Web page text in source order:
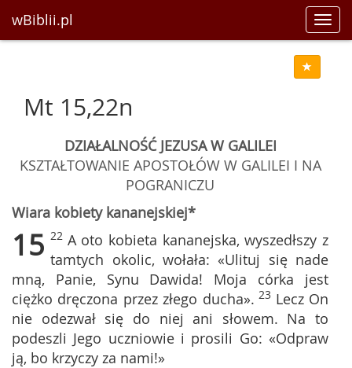
wBiblii.pl
Mt 15,22n
DZIAŁALNOŚĆ JEZUSA W GALILEI
KSZTAŁTOWANIE APOSTOŁÓW W GALILEI I NA
POGRANICZU
Wiara kobiety kananejskiej*
15 22 A oto kobieta kananejska, wyszedłszy z
tamtych okolic, wołała: «Ulituj się nade
mną, Panie, Synu Dawida! Moja córka jest
ciężko dręczona przez złego ducha». 23 Lecz On
nie odezwał się do niej ani słowem. Na to
podeszli Jego uczniowie i prosili Go: «Odpraw
ją, bo krzyczy za nami!»